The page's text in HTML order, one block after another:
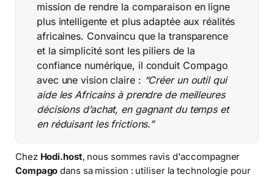
mission de rendre la comparaison en ligne
plus intelligente et plus adaptée aux réalités
africaines. Convaincu que la transparence
et la simplicité sont les piliers de la
confiance numérique, il conduit Compago
avec une vision claire : “Créer un outil qui
aide les Africains à prendre de meilleures
décisions d’achat, en gagnant du temps et
en réduisant les frictions.”
Chez Hodi.host, nous sommes ravis d'accompagner
Compago dans sa mission : utiliser la technologie pour